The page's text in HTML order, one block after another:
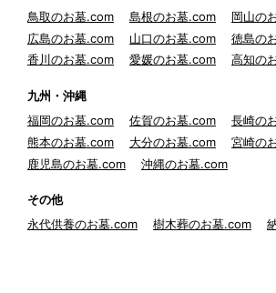
鳥取のお墓.com
島根のお墓.com
岡山の
広島のお墓.com
山口のお墓.com
徳島の
香川のお墓.com
愛媛のお墓.com 高知の
九州・沖縄
福岡のお墓.com
佐賀のお墓.com
長崎の
熊本のお墓.com
大分のお墓.com
宮崎の
鹿児島のお墓.com
沖縄のお墓.com
その他
永代供養のお墓.com
樹木葬のお墓.com